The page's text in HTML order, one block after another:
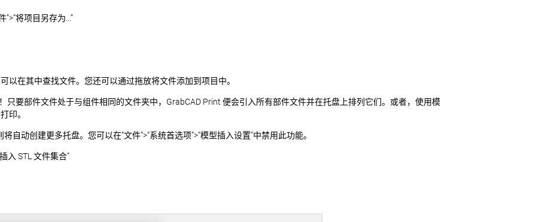
将项目另存为...”
以在其中查找文件。您还可以通过拖放将文件添加到项目中。
只要部件文件处于与组件相同的文件夹中，GrabCAD Print 便会引入所有部件文件并在托盘上排列它们。或者，使用模
印。
动创建更多托盘。您可以在“文件”>“系统首选项”>“模型插入设置”中禁用此功能。
入 STL 文件集合”